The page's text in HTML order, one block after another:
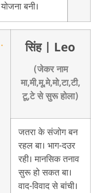
योजना बनी।
सिंह | Leo
(जेकर नाम
मा,मी,मू,मे,मो,टा,टी,
टू,टे से सुरू होला)
जतरा के संजोग बन
रहल बा। भाग-दउर
रही। मानसिक तनाव
सुरू हो सकत बा।
वाद-विवाद से बांची।